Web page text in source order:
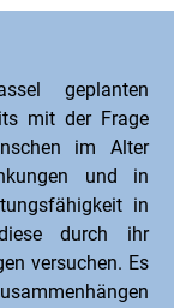
geplanten
mit der Frage
im Alter
und in
in
durch ihr
versuchen. Es